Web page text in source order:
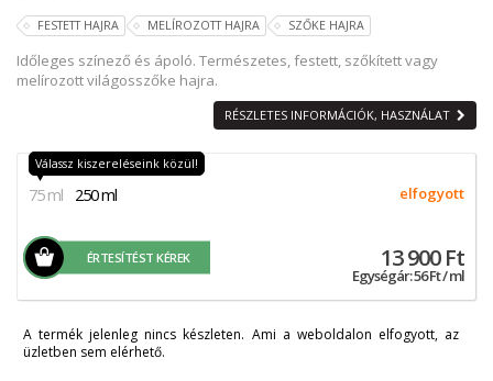
FESTETT HAJRA MELÍROZOTT HAJRA SZŐKE HAJRA
Időleges színező és ápoló. Természetes, festett, szőkített vagy
melírozott világosszőke hajra.
RÉSZLETES INFORMÁCIÓK, HASZNÁLAT
Válassz kiszereléseink közül!
75 ml 250 ml elfogyott
ÉRTESÍTÉST KÉREK 13 900 Ft
Egységár: 56 Ft / ml
A termék jelenleg nincs készleten. Ami a weboldalon elfogyott, az
üzletben sem elérhető.